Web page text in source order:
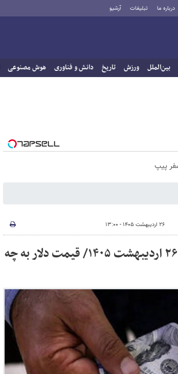
درباره ما تبلیغات آرشیو
بین‌الملل ورزش تاریخ دانش و فناوری هوش مصنوعی
۲۶ اردیبهشت ۱۴۰۵ - ۱۳:۰۰
قیمت دلار بازار آزاد امروز شنبه ۲۶ اردیبهشت ۱۴۰۵/ قیمت دلار به چه